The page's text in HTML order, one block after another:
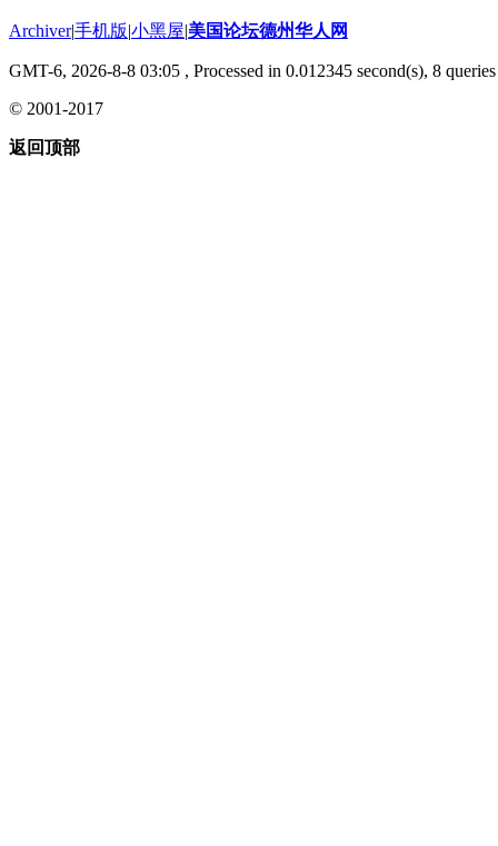
Archiver|手机版|小黑屋|美国论坛德州华人网
GMT-6, 2026-8-8 03:05 , Processed in 0.012345 second(s), 8
© 2001-2017
返回顶部